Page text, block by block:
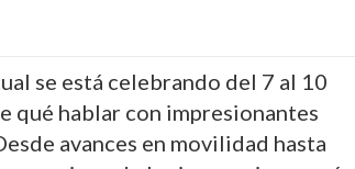
se está celebrando del 7 al 10
qué hablar con impresionantes
avances en movilidad hasta